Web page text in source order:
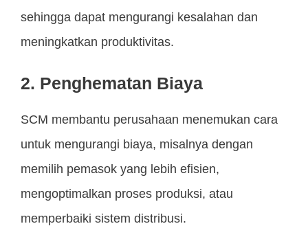
sehingga dapat mengurangi kesalahan dan
meningkatkan produktivitas.
2. Penghematan Biaya
SCM membantu perusahaan menemukan cara
untuk mengurangi biaya, misalnya dengan
memilih pemasok yang lebih efisien,
mengoptimalkan proses produksi, atau
memperbaiki sistem distribusi.